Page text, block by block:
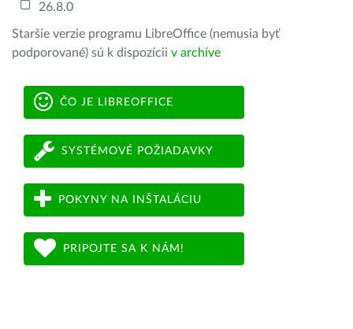
26.8.0
Staršie verzie programu LibreOffice (nemusia byť
podporované) sú k dispozícii v archíve
ČO JE LIBREOFFICE
SYSTÉMOVÉ POŽIADAVKY
POKYNY NA INŠTALÁCIU
PRIPOJTE SA K NÁM!